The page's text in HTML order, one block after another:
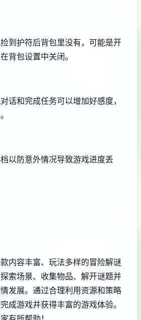
到护符后背包里没有，可能是开
背包设置中关闭。
话和完成任务可以增加好感度，
以防意外情况导致游戏进度丢
内容丰富、玩法多样的冒险解谜
索场景、收集物品、解开谜题并
发展。通过合理利用资源和策略
成游戏并获得丰富的游戏体验。